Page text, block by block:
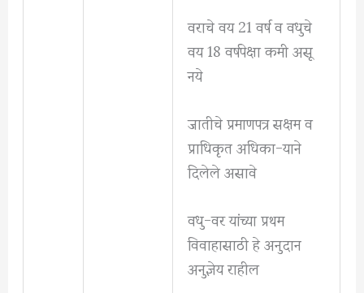
वराचे वय 21 वर्ष व वधुचे
वय 18 वर्षपेक्षा कमी असू
नये
जातीचे प्रमाणपत्र सक्षम व
प्राधिकृत अधिका-याने
दिलेले असावे
वधु-वर यांच्या प्रथम
विवाहासाठी हे अनुदान
अनुज्ञेय राहील